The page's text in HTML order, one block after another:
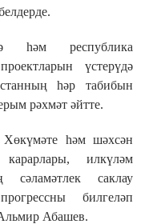
һәм республика
үстерүдә
һәр табибын
рәхмәт әйтте.
Хөкүмәте һәм шәхсән
илкүләм
сәламәтлек саклау
билгеләп
Альмир Абашев.